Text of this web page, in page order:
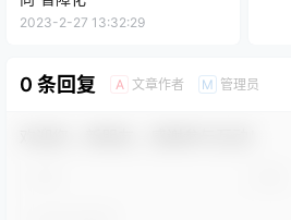
2023-2-27 13:32:29
0 条回复 A 文章作者 M 管理员